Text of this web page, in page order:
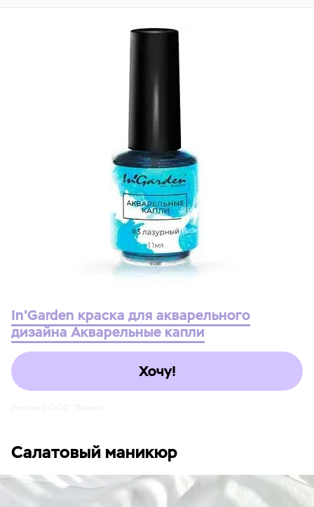
In'Garden краска для акварельного
дизайна Акварельные капли
Хочу!
Салатовый маникюр